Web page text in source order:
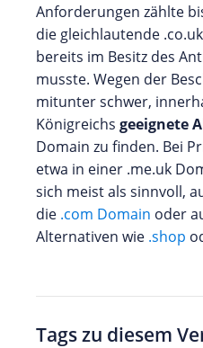
Anforderungen zählte
die gleichlautende
bereits im Besitz des
musste. Wegen der
mitunter schwer,
Königreichs geeignete
Domain zu finden. Bei
etwa in einer .me.uk
sich meist als sinnvoll,
die .com Domain oder
Alternativen wie .shop
Tags zu diesem